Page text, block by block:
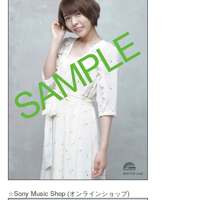
☆Sony Music Shop (オンラインショップ)